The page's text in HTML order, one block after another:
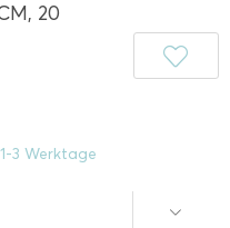
20
3 Werktage